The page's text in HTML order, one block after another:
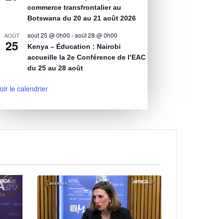
commerce transfrontalier au
Botswana du 20 au 21 août 2026
AOÛT
25
août 25 @ 0h00 -août 28 @ 0h00
Kenya – Éducation : Nairobi
accueille la 2e Conférence de l’EAC
du 25 au 28 août
le calendrier